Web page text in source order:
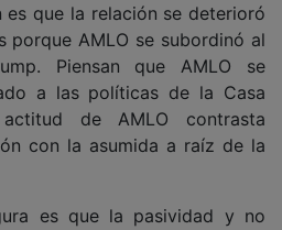
es que la relación se deterioró
porque AMLO se subordinó al
Piensan que AMLO se
a las políticas de la Casa
de AMLO contrasta
con la asumida a raíz de la
es que la pasividad y no